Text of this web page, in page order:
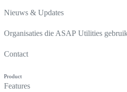
Nieuws & Updates
Organisaties die ASAP Utilities
Contact
Product
Features